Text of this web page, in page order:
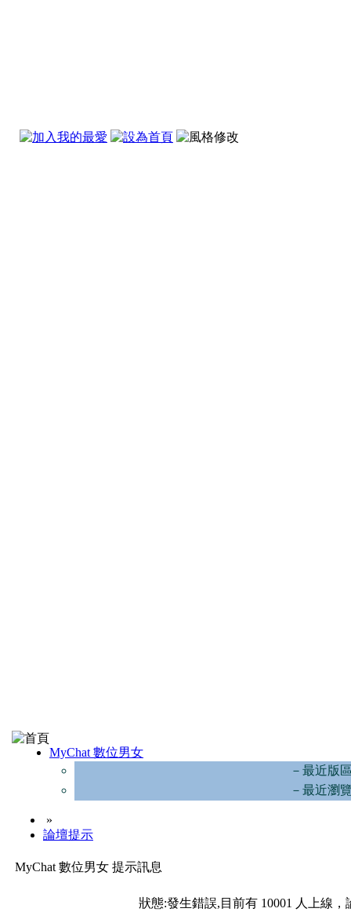
MyChat 數位男女
－最近版
－最近瀏
»
論壇提示
MyChat 數位男女 提示訊息
狀態:發生錯誤,目前有 10001 人上線